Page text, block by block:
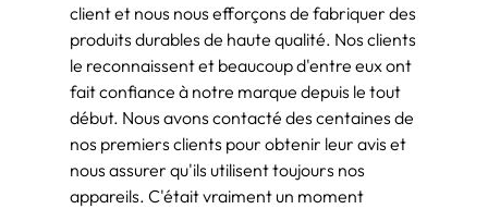
client et nous nous efforçons de fabriquer des
produits durables de haute qualité. Nos clients
le reconnaissent et beaucoup d'entre eux ont
fait confiance à notre marque depuis le tout
début. Nous avons contacté des centaines de
nos premiers clients pour obtenir leur avis et
nous assurer qu'ils utilisent toujours nos
appareils. C'était vraiment un moment